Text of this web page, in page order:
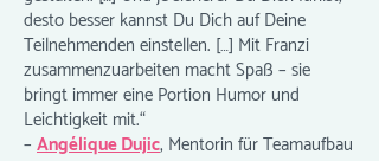
desto besser kannst Du Dich auf Deine
Teilnehmenden einstellen. […] Mit Franzi
zusammenzuarbeiten macht Spaß – sie
bringt immer eine Portion Humor und
Leichtigkeit mit.“
– Angélique Dujic, Mentorin für Teamaufbau